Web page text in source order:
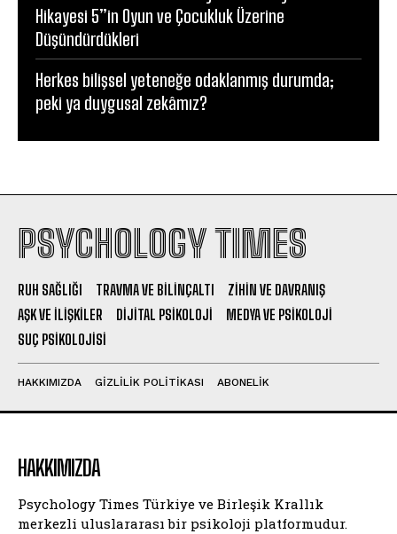
Hikayesi 5”in Oyun ve Çocukluk Üzerine
Düşündürdükleri
Herkes bilişsel yeteneğe odaklanmış durumda;
peki ya duygusal zekâmız?
PSYCHOLOGY TIMES
RUH SAĞLIĞI TRAVMA VE BILINÇALTI
ZIHIN VE DAVRANIŞ
AŞK VE İLIŞKILER
DIJITAL PSIKOLOJI
MEDYA VE PSIKOLOJI
SUÇ PSIKOLOJISI
HAKKIMIZDA GIZLILIK POLITIKASI ABONELIK
HAKKIMIZDA
Psychology Times Türkiye ve Birleşik Krallık
merkezli uluslararası bir psikoloji platformudur.